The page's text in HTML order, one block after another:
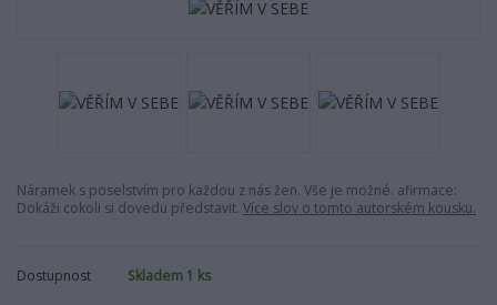
Náramek s poselstvím pro každou z nás žen. Vše je možné. afirmace:
Dokáži cokoli si dovedu představit. Více slov o tomto autorském kousku.
Dostupnost Skladem 1 ks